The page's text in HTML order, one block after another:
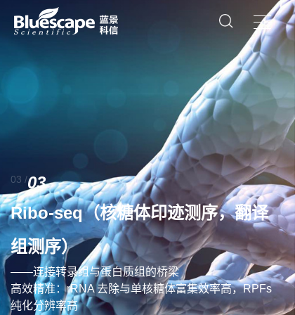
03 /03
Ribo-seq（核糖体印迹测序，翻译
组测序）
——连接转录组与蛋白质组的桥梁
高效精准：rRNA 去除与单核糖体富集效率高，RPFs
纯化分辨率高